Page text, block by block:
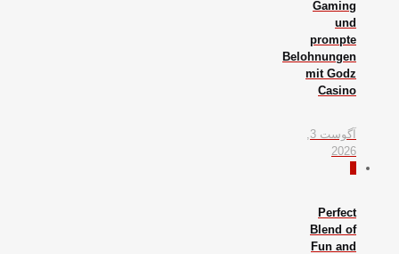
Gaming
und
prompte
Belohnungen
mit Godz
Casino
آگوست 3,
2026
Perfect
Blend of
Fun and